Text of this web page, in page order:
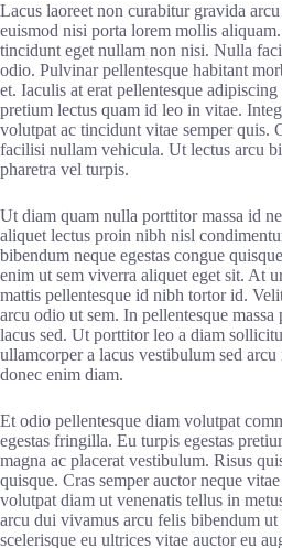
Lacus laoreet non curabitur gravida
euismod nisi porta lorem mollis
tincidunt eget nullam non nisi. Nulla
odio. Pulvinar pellentesque habitant
et. Iaculis at erat pellentesque
pretium lectus quam id leo in vitae.
volutpat ac tincidunt vitae semper quis.
facilisi nullam vehicula. Ut lectus arcu
pharetra vel turpis.
Ut diam quam nulla porttitor massa id
aliquet lectus proin nibh nisl
bibendum neque egestas congue
enim ut sem viverra aliquet eget sit. At
mattis pellentesque id nibh tortor id.
arcu odio ut sem. In pellentesque
lacus sed. Ut porttitor leo a diam
ullamcorper a lacus vestibulum sed
donec enim diam.
Et odio pellentesque diam volutpat
egestas fringilla. Eu turpis egestas
magna ac placerat vestibulum. Risus
quisque. Cras semper auctor neque
volutpat diam ut venenatis tellus in
arcu dui vivamus arcu felis bibendum
scelerisque eu ultrices vitae auctor eu